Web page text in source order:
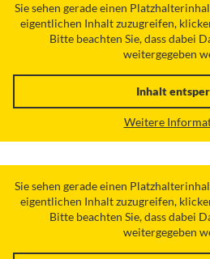
Sie sehen gerade einen
eigentlichen Inhalt zuzugreifen,
Bitte beachten Sie, dass dabei
weitergegeben
Inhalt
Weitere
Sie sehen gerade einen
eigentlichen Inhalt zuzugreifen,
Bitte beachten Sie, dass dabei
weitergegeben